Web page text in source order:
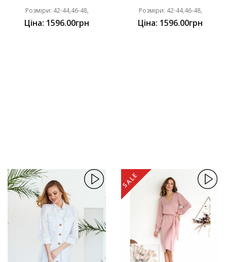
Розміри: 42-44,46-48,
Ціна: 1596.00грн
Розміри: 42-44,46-48,
Ціна: 1596.00грн
SALE